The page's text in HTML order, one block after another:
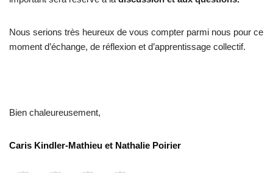
Nous serions très heureux de vous compter parmi nous pour ce
moment d’échange, de réflexion et d’apprentissage collectif.
Bien chaleureusement,
Caris Kindler-Mathieu et Nathalie Poirier